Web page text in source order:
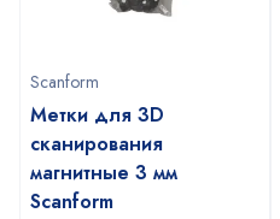
Scanform
Метки для 3D
сканирования
магнитные 3 мм
Scanform